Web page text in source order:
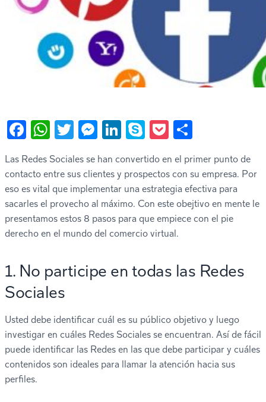
Facebook
WhatsApp
Twitter
Messenger
LinkedIn
SkypePocket
Las Redes Sociales se han convertido en el primer punto de
contacto entre sus clientes y prospectos con su empresa. Por
eso es vital que implementar una estrategia efectiva para
sacarles el provecho al máximo. Con este obejtivo en mente le
presentamos estos 8 pasos para que empiece con el pie
derecho en el mundo del comercio virtual.
1. No participe en todas las Redes
Sociales
Usted debe identificar cuál es su público objetivo y luego
investigar en cuáles Redes Sociales se encuentran. Así de fácil
puede identificar las Redes en las que debe participar y cuáles
contenidos son ideales para llamar la atención hacia sus
perfiles.